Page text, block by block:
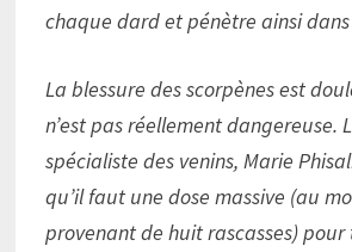
chaque dard et pénètre ainsi
La blessure des scorpènes est
n’est pas réellement dangereuse.
spécialiste des venins, Marie
qu’il faut une dose massive (au
provenant de huit rascasses)